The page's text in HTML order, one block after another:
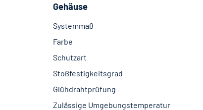
Gehäuse
Systemmaß
Farbe
Schutzart
Stoßfestigkeitsgrad
Glühdrahtprüfung
Zulässige Umgebungstemperatur